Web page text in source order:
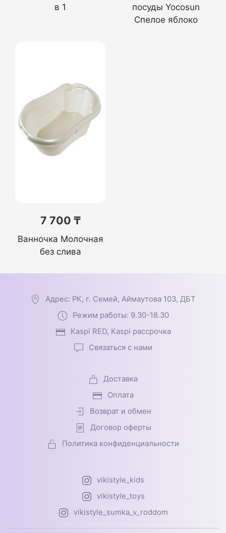
в 1
посуды Yocosun
Спелое яблоко
7 700 ₸
Ванночка Молочная
без слива
Адрес: РК, г. Семей, Аймаутова 103, ДБТ
Режим работы: 9.30-18.30
Kaspi RED, Kaspi рассрочка
Связаться с нами
Доставка
Оплата
Возврат и обмен
Договор оферты
Политика конфиденциальности
vikistyle_kids
vikistyle_toys
vikistyle_sumka_v_roddom